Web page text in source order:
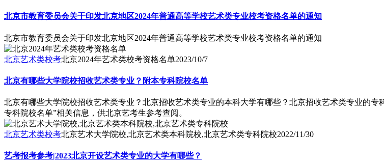
北京市教育委员会关于印发北京地区2024年普通高等学校艺术类专业校考资格名单的通知
北京市教育委员会关于印发北京地区2024年普通高等学校艺术类专业校考资格名单的通知
北京艺术类校考北京2024年艺术类校考资格名单2023/10/7
北京有哪些大学院校招收艺术类专业？附本专科院校名单
北京有哪些大学院校招收艺术类专业？北京招收艺术类专业的本科大学有哪些？北京招收艺术类专业的
专科院校名单”相关信息，供北京艺考生参考查阅。
北京艺术类校考北京艺术大学院校,北京艺术类本科院校,北京艺术类专科院校2022/11/30
艺考报考参考|2023北京开设艺术类专业的大学有哪些？